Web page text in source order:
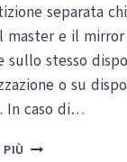
separata
master e il mirror
sullo stesso
o su
In caso di…
EMFILE